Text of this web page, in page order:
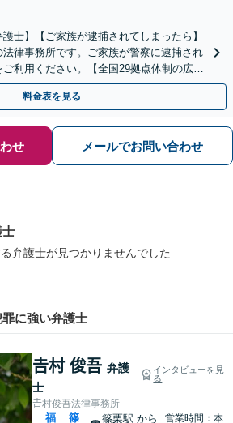
士】【ご家族が逮捕されてしまったら】
律事務所です。ご家族が警察に逮捕され
利用ください。【全国29拠点体制の広域
中の電話相談可(予約制)】
料金表を見る
せ メールでお問い合わせ
弁護士が見つかりませんでした
に強い弁護士
𠮷村 俊吾 弁護
士
インタビューを見
る
𠮷村俊吾法律事務所
福
篠
篠栗駅から
営業時間：本